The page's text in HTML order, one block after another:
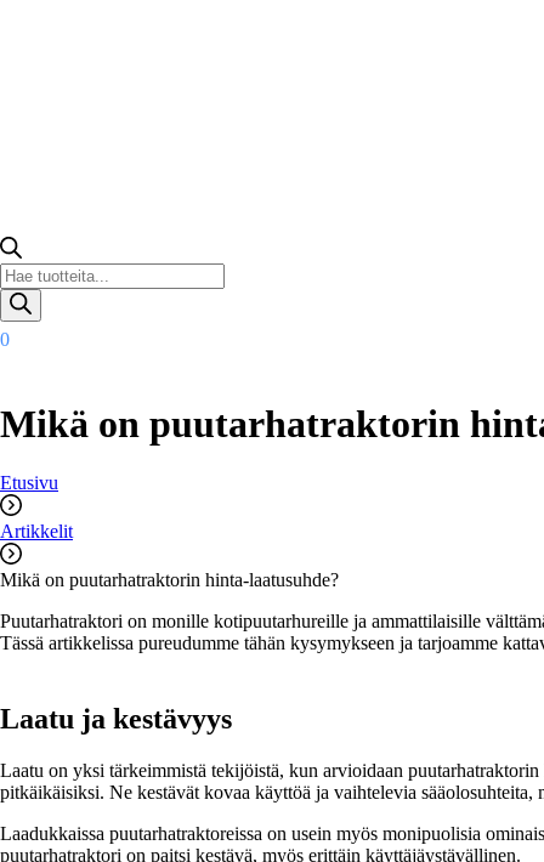
Products
search
0
Mikä on puutarhatraktorin
Etusivu
Artikkelit
Mikä on puutarhatraktorin hinta-laatusuhde?
Puutarhatraktori on monille kotipuutarhureille ja ammattilaisille
Tässä artikkelissa pureudumme tähän kysymykseen ja tarjoamme
Laatu ja kestävyys
Laatu on yksi tärkeimmistä tekijöistä, kun arvioidaan
pitkäikäisiksi. Ne kestävät kovaa käyttöä ja vaihtelevia
Laadukkaissa puutarhatraktoreissa on usein myös monipuolisia
puutarhatraktori on paitsi kestävä, myös erittäin käyttäjäystävällinen.